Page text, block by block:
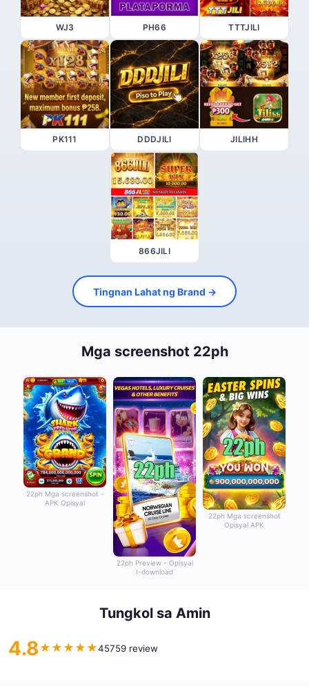
WJ3 PH66 TTTJILI
PK111 DDDJILI JILIHH
866JILI
Tingnan Lahat ng Brand →
Mga screenshot 22ph
22ph Mga screenshot -
APK Opisyal
22ph Preview - Opisyal
I-download
22ph Mga screenshot
Opisyal APK
Tungkol sa Amin
4.8★ ★ ★ ★ ★45759 review